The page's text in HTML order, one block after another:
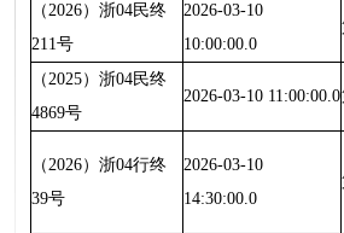
（2026）浙04民终
211号
2026-03-10
10:00:00.0
（2025）浙04民终
4869号
2026-03-10 11:00:00.0
（2026）浙04行终
39号
2026-03-10
14:30:00.0